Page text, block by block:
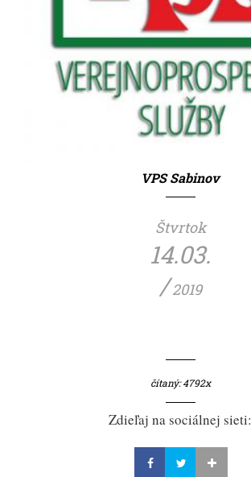
VPS Sabinov
Štvrtok
14.03.
/2019
čítaný: 4792x
Zdieľaj na sociálnej sieti: